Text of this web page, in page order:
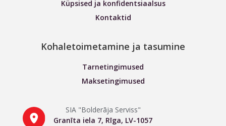
Küpsised ja konfidentsiaalsus
Kontaktid
Kohaletoimetamine ja tasumine
Tarnetingimused
Maksetingimused
SIA "Bolderāja Serviss"
Granīta iela 7, Rīga, LV-1057